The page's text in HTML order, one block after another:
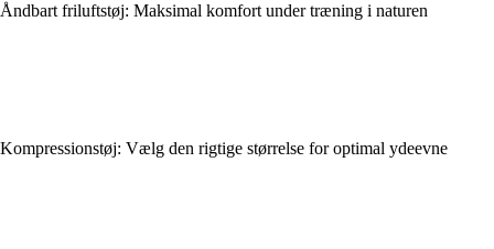
Åndbart friluftstøj: Maksimal komfort under træning i naturen
Kompressionstøj: Vælg den rigtige størrelse for optimal ydeevne